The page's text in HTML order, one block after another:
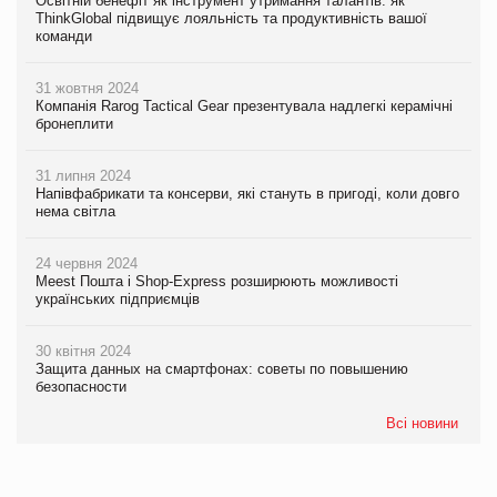
ThinkGlobal підвищує лояльність та продуктивність вашої
команди
31 жовтня 2024
Компанія Rarog Tactical Gear презентувала надлегкі керамічні
бронеплити
31 липня 2024
Напівфабрикати та консерви, які стануть в пригоді, коли довго
нема світла
24 червня 2024
Meest Пошта і Shop-Express розширюють можливості
українських підприємців
30 квітня 2024
Защита данных на смартфонах: советы по повышению
безопасности
Всі новини